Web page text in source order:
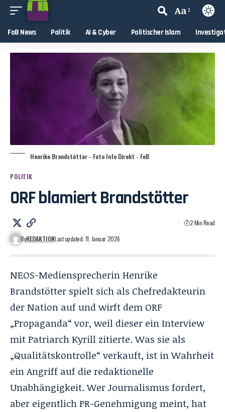
Aa
FoB News Politik AI & Cyber Politischer Islam
Henrike Brandstötter - Foto Info Direkt - FoB
POLITIK
ORF blamiert Brandstötter
ByREDAKTIONLast updated: 11. Januar 2026
2 Min Read
NEOS-Mediensprecherin Henrike
Brandstötter spielt sich als Chefredakteurin
der Nation auf und wirft dem ORF
„Propaganda“ vor, weil dieser ein Interview
mit Patriarch Kyrill zitierte. Was sie als
„Qualitätskontrolle“ verkauft, ist in Wahrheit
ein Angriff auf die redaktionelle
Unabhängigkeit. Wer Journalismus fordert,
aber eigentlich PR-Genehmigung meint, hat